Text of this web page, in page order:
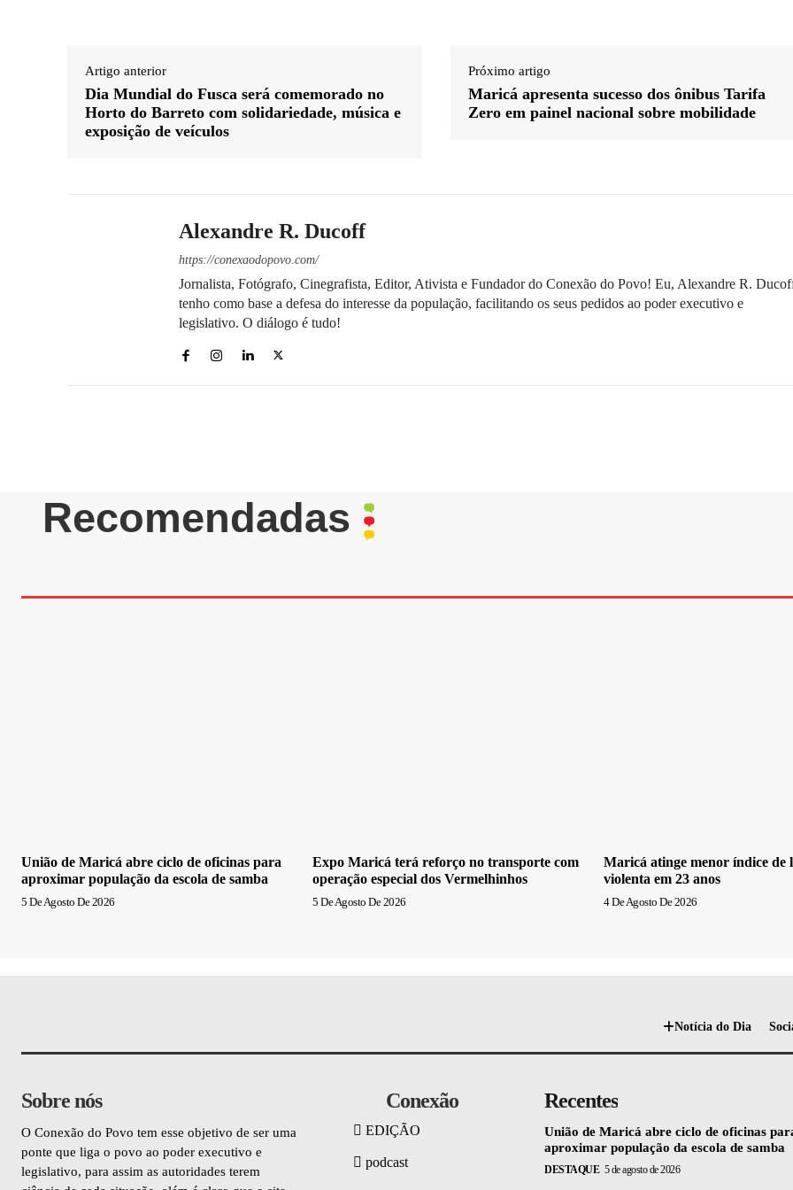
Artigo anterior
Dia Mundial do Fusca será comemorado no
Horto do Barreto com solidariedade, música e
exposição de veículos
Próximo artigo
Maricá apresenta sucesso dos ônibus Tarifa
Zero em painel nacional sobre mobilidade
Alexandre R. Ducoff
https://conexaodopovo.com/
Jornalista, Fotógrafo, Cinegrafista, Editor, Ativista e Fundador do Conexão do Povo! Eu, Alexandre R.
tenho como base a defesa do interesse da população, facilitando os seus pedidos ao poder executivo e
legislativo. O diálogo é tudo!
Recomendadas
União de Maricá abre ciclo de oficinas para
aproximar população da escola de samba
5 De Agosto De 2026
Expo Maricá terá reforço no transporte com
operação especial dos Vermelhinhos
5 De Agosto De 2026
Maricá atinge menor índice de
violenta em 23 anos
4 De Agosto De 2026
Notícia do Dia
Sobre nós
O Conexão do Povo tem esse objetivo de ser uma
ponte que liga o povo ao poder executivo e
legislativo, para assim as autoridades terem
Conexão
EDIÇÃO
podcast
Recentes
União de Maricá abre ciclo de oficinas
aproximar população da escola de samba
DESTAQUE 5 de agosto de 2026